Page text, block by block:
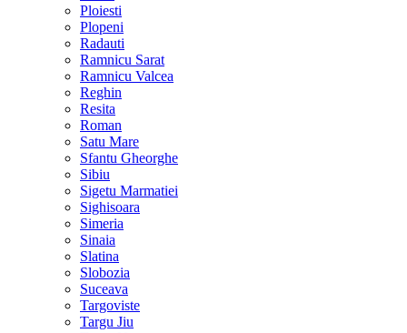
Ploiesti
Plopeni
Radauti
Ramnicu Sarat
Ramnicu Valcea
Reghin
Resita
Roman
Satu Mare
Sfantu Gheorghe
Sibiu
Sigetu Marmatiei
Sighisoara
Simeria
Sinaia
Slatina
Slobozia
Suceava
Targoviste
Targu Jiu